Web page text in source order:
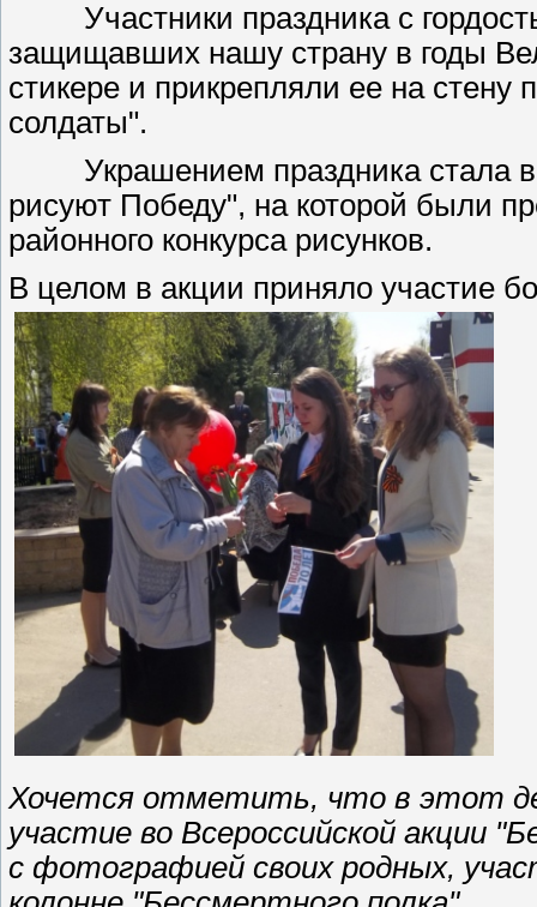
Участники праздника с
защищавших нашу страну в годы
стикере и прикрепляли ее на
солдаты".
Украшением праздника стала
рисуют Победу", на которой были
районного конкурса рисунков.
В целом в акции приняло участие
Хочется отметить, что в этот
участие во Всероссийской акции
с фотографией своих родных,